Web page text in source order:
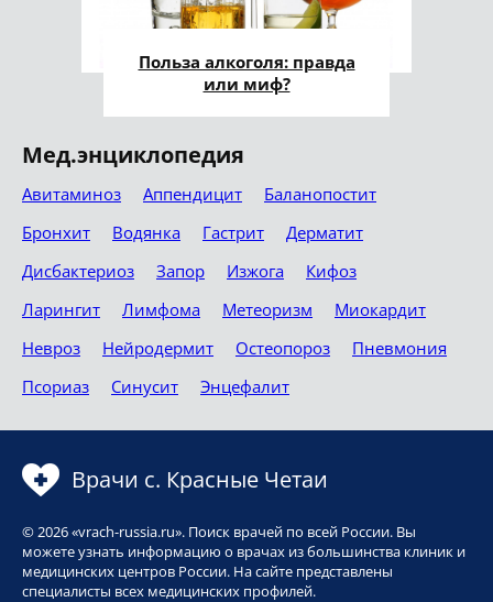
Польза алкоголя: правда
или миф?
Мед.энциклопедия
Авитаминоз Аппендицит
Баланопостит
Бронхит
Водянка Гастрит
Дерматит
Дисбактериоз
Запор Изжога
Кифоз
Ларингит
Лимфома Метеоризм
Миокардит
Невроз
Нейродермит Остеопороз
Пневмония
Псориаз
Синусит Энцефалит
Врачи с. Красные Четаи
© 2026 «vrach-russia.ru». Поиск врачей по всей России. Вы
можете узнать информацию о врачах из большинства клиник и
медицинских центров России. На сайте представлены
специалисты всех медицинских профилей.